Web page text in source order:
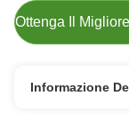
Informazione